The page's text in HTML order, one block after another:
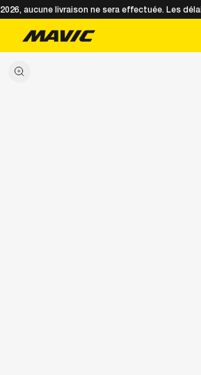
aucune livraison ne sera effectuée. Les